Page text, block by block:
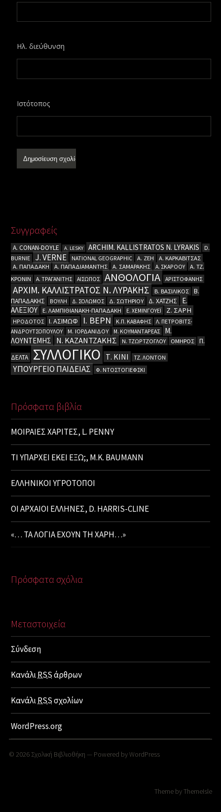
Ηλ. διεύθυνση
Ιστότοπος
Συγγραφείς
A. CΟΝΑΝ-DOYLE A. LESKY ARCHIM. KALLISTRATOS N. LYRAKIS
D.
BURNIE
J. VERNE NATIONAL GEOGRAPHIC Α. ΖΕΗ
Α. ΚΑΡΚΑΒΙΤΣΑΣ
Α. ΠΑΠΑΔΑΚΗ
Α. ΠΑΠΑΔΙΑΜΑΝΤΗΣ Α. ΣΑΜΑΡΑΚΗΣ Α. ΣΚΑΡΟΟΥ
Α. ΤΖ.
ΚΡΟΝΙΝ
Α. ΤΡΑΓΑΝΙΤΗΣ ΑΙΣΩΠΟΣ ΑΝΘΟΛΟΓΙΑ ΑΡΙΣΤΟΦΑΝΗΣ
ΑΡΧΙΜ. ΚΑΛΛΙΣΤΡΑΤΟΣ Ν. ΛΥΡΑΚΗΣ Β. ΒΑΣΙΛΙΚΟΣ
Β.
ΠΑΠΑΔΑΚΗΣ
ΒΟΥΛΗ Δ. ΣΟΛΩΜΟΣ Δ. ΣΩΤΗΡΙΟΥ Δ. ΧΑΤΖΗΣ
Ε.
ΑΛΕΞΙΟΥ
Ε. ΛΑΜΠΙΘΙΑΝΑΚΗ-ΠΑΠΑΔΑΚΗ Ε. ΧΕΜΙΝΓΟΥΕΪ Ζ. ΣΑΡΗ
ΗΡΟΔΟΤΟΣ Ι. ΑΣΙΜΩΦ Ι. ΒΕΡΝ Κ.Π. ΚΑΒΑΦΗΣ
Λ. ΠΕΤΡΟΒΙΤΣ-
ΑΝΔΡΟΥΤΣΟΠΟΥΛΟΥ
Μ. ΙΟΡΔΑΝΙΔΟΥ Μ. ΚΟΥΜΑΝΤΑΡΕΑΣ
Μ.
ΛΟΥΝΤΕΜΗΣ
Ν. ΚΑΖΑΝΤΖΑΚΗΣ Ν. ΤΖΩΡΤΖΟΓΛΟΥ ΟΜΗΡΟΣ
Π.
ΔΕΛΤΑ
ΣΥΛΛΟΓΙΚΟ Τ. ΚΙΝΙ ΤΖ. ΛΟΝΤΟΝ
ΥΠΟΥΡΓΕΙΟ ΠΑΙΔΕΙΑΣ Φ. ΝΤΟΣΤΟΓΙΕΦΣΚΙ
Πρόσφατα βιβλία
ΜΟΙΡΑΙΕΣ ΧΑΡΙΤΕΣ, L. PENNY
ΤΙ ΥΠΑΡΧΕΙ ΕΚΕΙ ΕΞΩ;, M.K. BAUMANN
ΕΛΛΗΝΙΚΟΙ ΥΓΡΟΤΟΠΟΙ
ΟΙ ΑΡΧΑΙΟΙ ΕΛΛΗΝΕΣ, D. HARRIS-CLINE
«… ΤΑ ΛΟΓΙΑ ΕΧΟΥΝ ΤΗ ΧΑΡΗ…»
Πρόσφατα σχόλια
Μεταστοιχεία
Σύνδεση
ΚανάλιRSSάρθρων
ΚανάλιRSSσχολίων
WordPress.org
© 2026 Σχολική Βιβλιοθήκη — Powered byWordPress
Theme byThemeIsle